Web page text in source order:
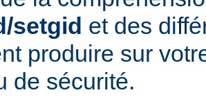
setgid et des
produire sur
de sécurité.